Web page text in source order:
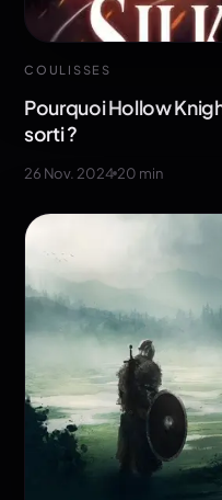
COULISSES
Pourquoi Hollow
sorti ?
26 Nov. 2024 20 min